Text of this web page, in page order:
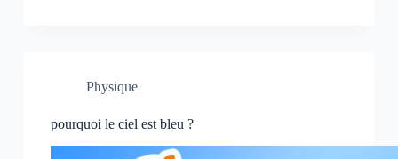
Physique
pourquoi le ciel est bleu ?